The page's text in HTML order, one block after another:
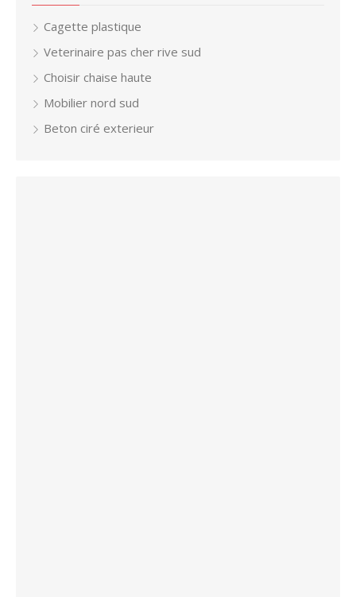
Cagette plastique
Veterinaire pas cher rive sud
Choisir chaise haute
Mobilier nord sud
Beton ciré exterieur